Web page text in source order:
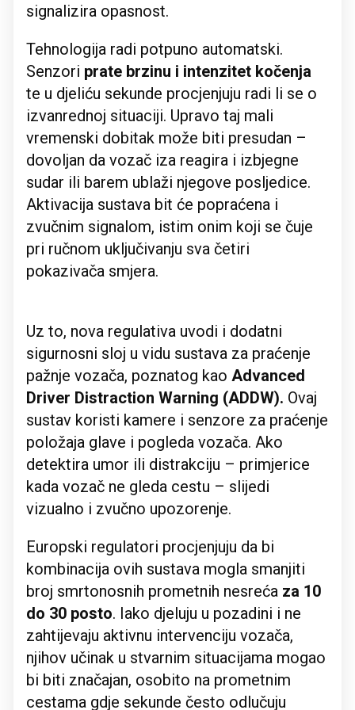
signalizira opasnost.
Tehnologija radi potpuno automatski.
Senzori prate brzinu i intenzitet kočenja
te u djeliću sekunde procjenjuju radi li se o
izvanrednoj situaciji. Upravo taj mali
vremenski dobitak može biti presudan –
dovoljan da vozač iza reagira i izbjegne
sudar ili barem ublaži njegove posljedice.
Aktivacija sustava bit će popraćena i
zvučnim signalom, istim onim koji se čuje
pri ručnom uključivanju sva četiri
pokazivača smjera.
Uz to, nova regulativa uvodi i dodatni
sigurnosni sloj u vidu sustava za praćenje
pažnje vozača, poznatog kao Advanced
Driver Distraction Warning (ADDW). Ovaj
sustav koristi kamere i senzore za praćenje
položaja glave i pogleda vozača. Ako
detektira umor ili distrakciju – primjerice
kada vozač ne gleda cestu – slijedi
vizualno i zvučno upozorenje.
Europski regulatori procjenjuju da bi
kombinacija ovih sustava mogla smanjiti
broj smrtonosnih prometnih nesreća za 10
do 30 posto. Iako djeluju u pozadini i ne
zahtijevaju aktivnu intervenciju vozača,
njihov učinak u stvarnim situacijama mogao
bi biti značajan, osobito na prometnim
cestama gdje sekunde često odlučuju